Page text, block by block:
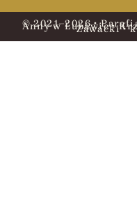
© 2021–2026 •
Anny w Lubawie •
Zawacki •